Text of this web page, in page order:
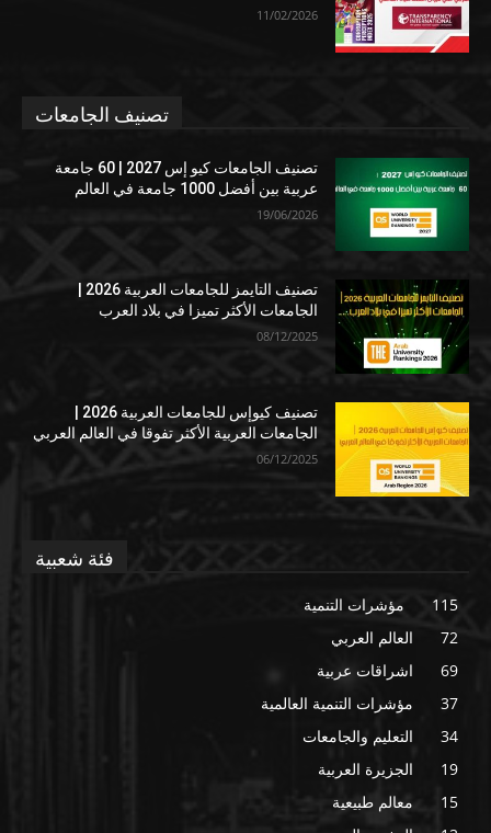
11/02/2026
تصنيف الجامعات
تصنيف الجامعات كيو إس 2027 | 60 جامعة
عربية بين أفضل 1000 جامعة في العالم
19/06/2026
الجامعات الأكثر تميزا في بلاد العرب
08/12/2025
الجامعات العربية الأكثر تفوقا في العالم العربي
06/12/2025
فئة شعبية
مؤشرات التنمية
115
العالم العربي
72
اشراقات عربية
69
مؤشرات التنمية العالمية
37
التعليم والجامعات
34
الجزيرة العربية
19
معالم طبيعية
15